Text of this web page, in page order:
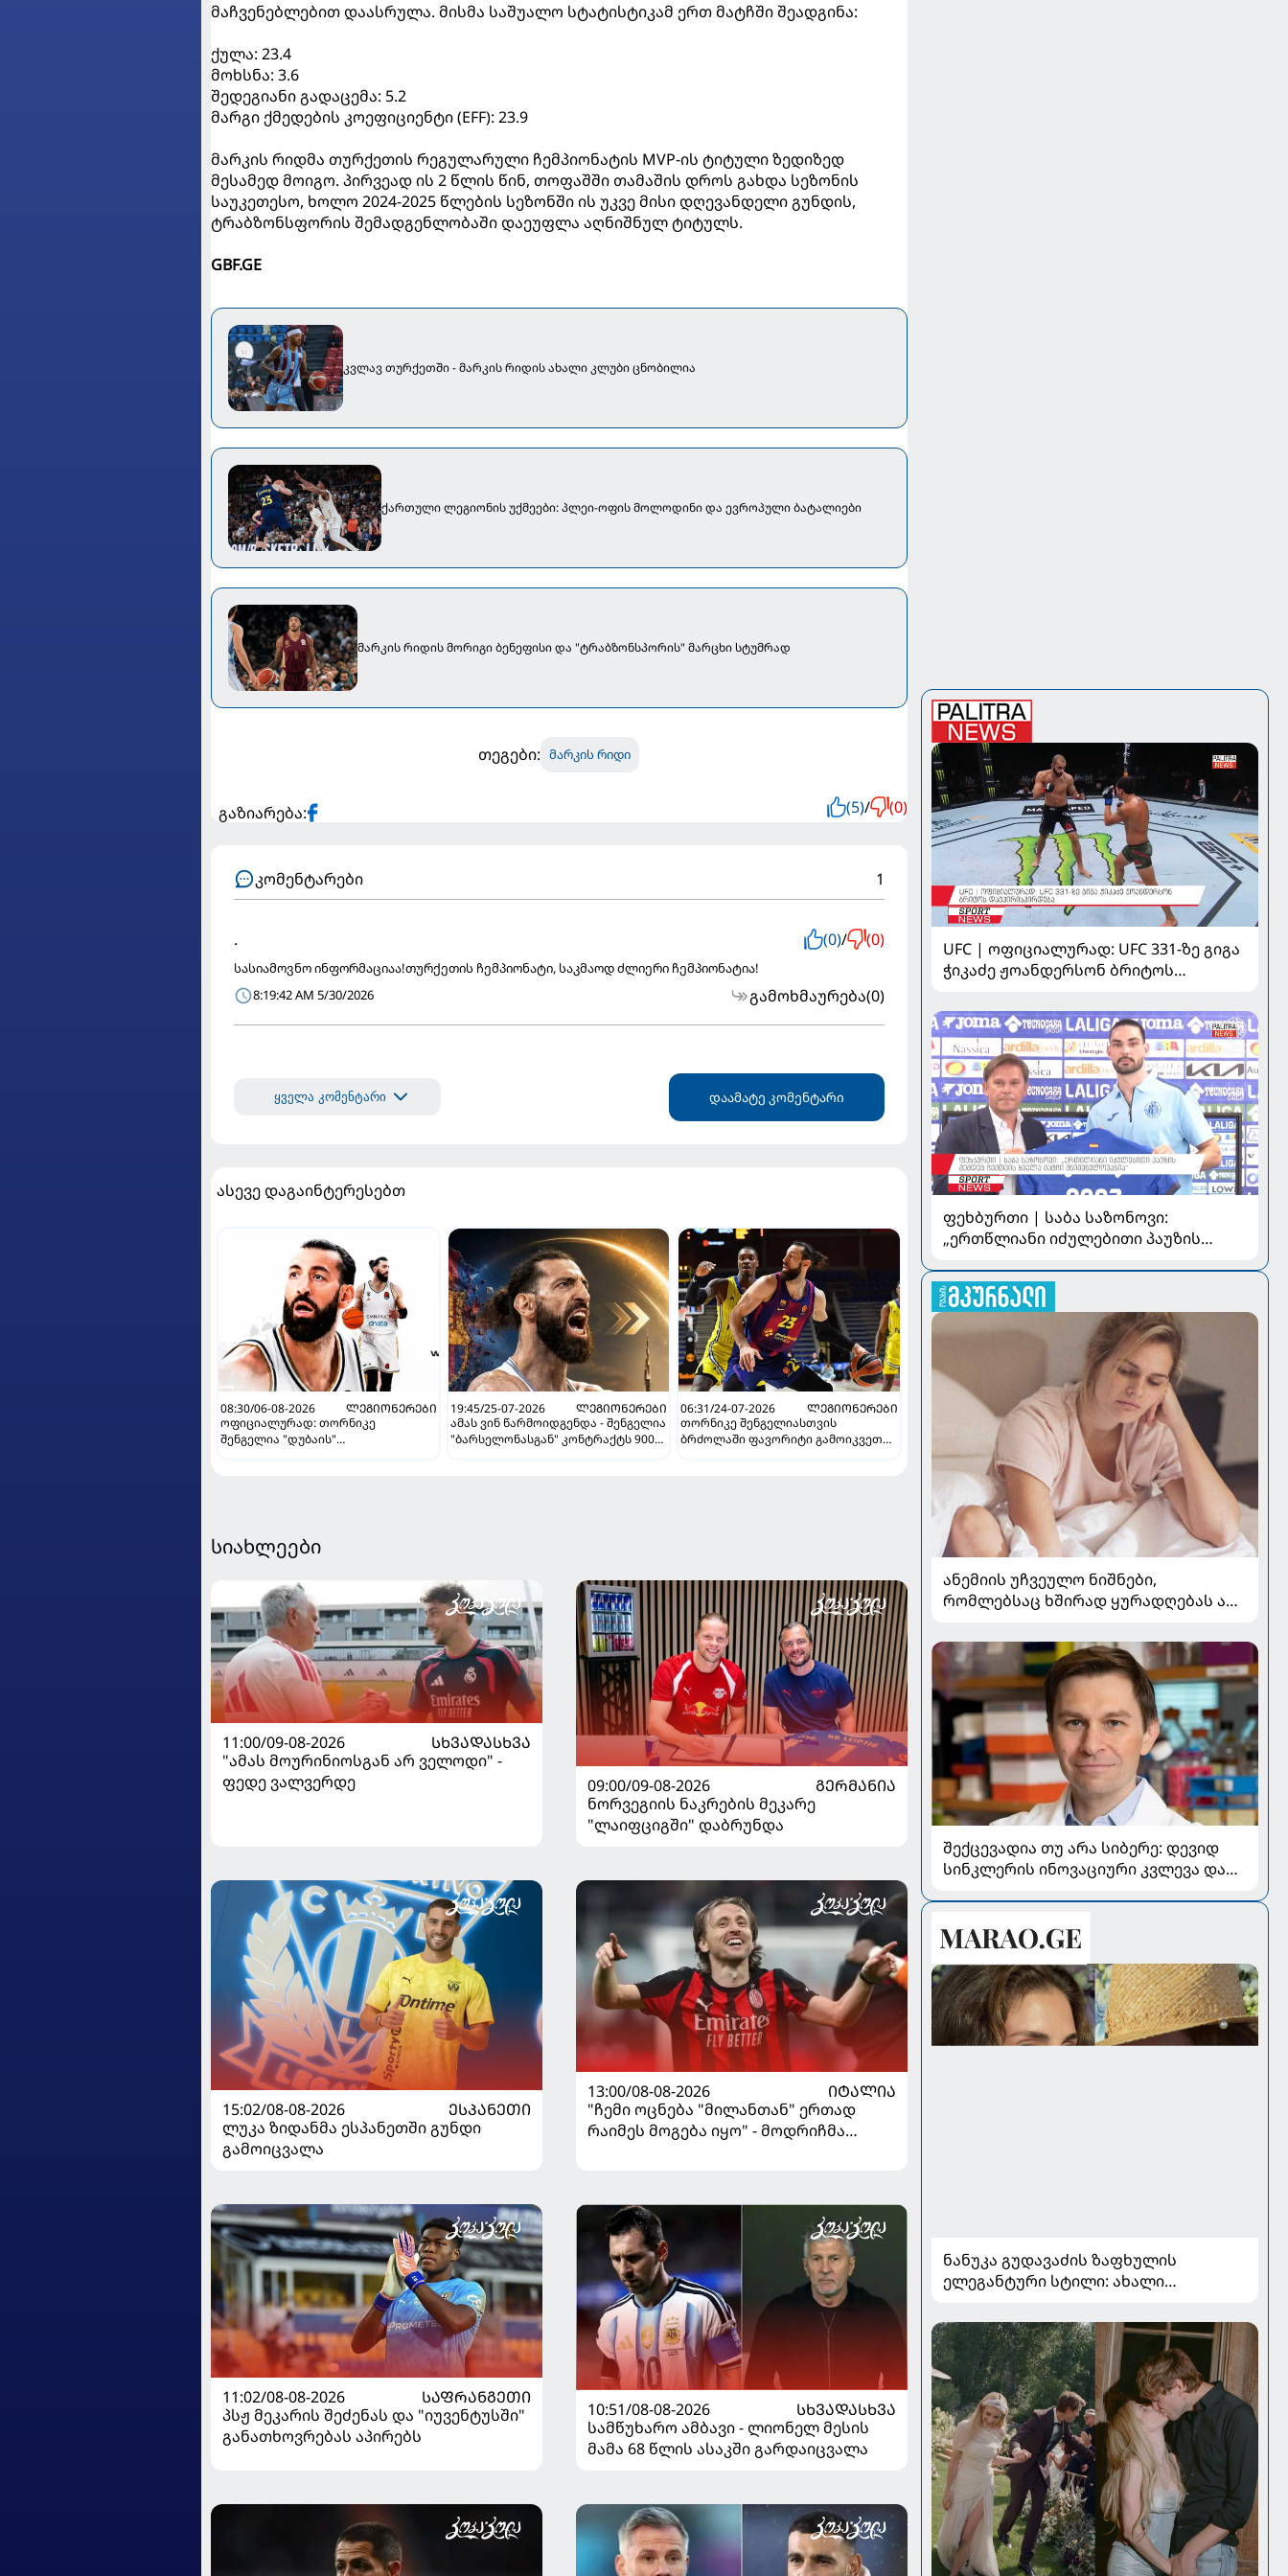
მაჩვენებლებით დაასრულა. მისმა საშუალო სტატისტიკამ ერთ მატჩში შეადგინა:
ქულა: 23.4
მოხსნა: 3.6
შედეგიანი გადაცემა: 5.2
მარგი ქმედების კოეფიციენტი (EFF): 23.9
მარკის რიდმა თურქეთის რეგულარული ჩემპიონატის MVP-ის ტიტული ზედიზედ
მესამედ მოიგო. პირვეად ის 2 წლის წინ, თოფაშში თამაშის დროს გახდა სეზონის
საუკეთესო, ხოლო 2024-2025 წლების სეზონში ის უკვე მისი დღევანდელი გუნდის,
ტრაბზონსფორის შემადგენლობაში დაეუფლა აღნიშნულ ტიტულს.
GBF.GE
კვლავ თურქეთში - მარკის რიდის ახალი კლუბი ცნობილია
ქართული ლეგიონის უქმეები: პლეი-ოფის მოლოდინი და ევროპული ბატალიები
მარკის რიდის მორიგი ბენეფისი და "ტრაბზონსპორის" მარცხი სტუმრად
თეგები: მარკის რიდი
გაზიარება: (5)/ (0)
კომენტარები 1
. (0)/ (0)
სასიამოვნო ინფორმაციაა!თურქეთის ჩემპიონატი, საკმაოდ ძლიერი ჩემპიონატია!
8:19:42 AM 5/30/2026
გამოხმაურება(0)
ყველა კომენტარი დაამატე კომენტარი
ასევე დაგაინტერესებთ
08:30/06-08-2026
ᲚᲔᲒᲘᲝᲜᲔᲠᲔᲑᲘ
ოფიციალურად: თორნიკე
შენგელია "დუბაის"
19:45/25-07-2026
ᲚᲔᲒᲘᲝᲜᲔᲠᲔᲑᲘ
ამას ვინ წარმოიდგენდა - შენგელია
"ბარსელონასგან" კონტრაქტს 900
06:31/24-07-2026
ᲚᲔᲒᲘᲝᲜᲔᲠᲔᲑᲘ
თორნიკე შენგელიასთვის
ბრძოლაში ფავორიტი გამოიკვეთა -
სიახლეები
11:00/09-08-2026
ᲡᲮᲕᲐᲓᲐᲡᲮᲕᲐ
"ამას მოურინიოსგან არ ველოდი" -
ფედე ვალვერდე
09:00/09-08-2026
ᲒᲔᲠᲛᲐᲜᲘᲐ
ნორვეგიის ნაკრების მეკარე
"ლაიფციგში" დაბრუნდა
15:02/08-08-2026
ᲔᲡᲞᲐᲜᲔᲗᲘ
ლუკა ზიდანმა ესპანეთში გუნდი
გამოიცვალა
13:00/08-08-2026
ᲘᲢᲐᲚᲘᲐ
"ჩემი ოცნება "მილანთან" ერთად
რაიმეს მოგება იყო" - მოდრიჩმა
11:02/08-08-2026
ᲡᲐᲤᲠᲐᲜᲒᲔᲗᲘ
პსჟ მეკარის შეძენას და "იუვენტუსში"
განათხოვრებას აპირებს
10:51/08-08-2026
ᲡᲮᲕᲐᲓᲐᲡᲮᲕᲐ
სამწუხარო ამბავი - ლიონელ მესის
მამა 68 წლის ასაკში გარდაიცვალა
UFC | ოფიციალურად: UFC 331-ზე გიგა
ჭიკაძე ჟოანდერსონ ბრიტოს
ფეხბურთი | საბა საზონოვი:
„ერთწლიანი იძულებითი პაუზის
მნიშვნელოვანია“
ანემიის უჩვეულო ნიშნები,
რომლებსაც ხშირად ყურადღებას არ
შექცევადია თუ არა სიბერე: დევიდ
სინკლერის ინოვაციური კვლევა და
ნანუკა გუდავაძის ზაფხულის
ელეგანტური სტილი: ახალი
უნაკლო ბუნებრივობა